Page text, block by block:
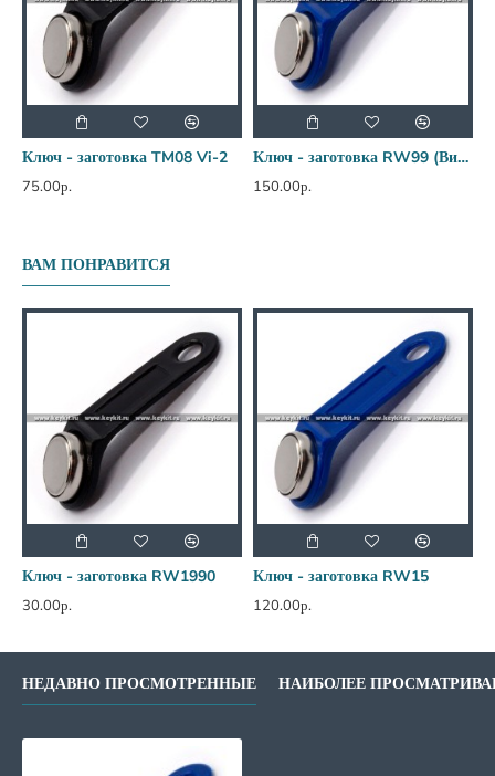
Ключ - заготовка TM08 Vi-2
75.00р.
Ключ - заготовка RW99 (Визит)
150.00р.
ВАМ ПОНРАВИТСЯ
Ключ - заготовка RW1990
30.00р.
Ключ - заготовка RW15
120.00р.
НЕДАВНО ПРОСМОТРЕННЫЕ НАИБОЛЕЕ